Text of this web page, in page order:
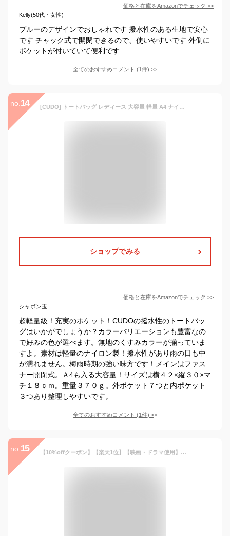
価格と在庫をAmazonでチェック >>
Kelly(50代・女性)
ブルーのデザインでおしゃれです 撥水性のある生地で安心
です チャック式で開閉できるので、使いやすいです 外側に
ポケットが付いていて便利です
全てのおすすめコメント (1件) >
no. 14 [CUDO] トートバッグ レディース 大容量 軽量 A4 ナイロン 多ポケット 仕切り 撥水 ジムバッグ マザーズバッグ 通勤 通学 旅行用
ショップでみる
価格と在庫をAmazonでチェック >>
シャボン玉
超軽量級！充実のポケット！CUDOの撥水性のトートバッ
グはいかがでしょうか？カラーバリエーションも豊富なの
で好みの色が選べます。無地のくすみカラーが揃っていま
すよ。素材は軽量のナイロン製！撥水性があり雨の日も中
が濡れません。梅雨時期の強い味方です！メインはファス
ナー開閉式。Ａ4も入る大容量！サイズは横４２×縦３０×マ
チ１８ｃｍ。重量３７０ｇ。外ポケット７つと内ポケット
３つあり整理しやすいです。
全てのおすすめコメント (1件) >
no. 15 【10%offクーポン】【楽天1位】【映画・ドラマ使用】トートバッグ レディース 軽量 a4 仕切りトート 撥水 ナイロン 上品 キルティング おしゃれ 肩掛け 通勤 通学 通勤バッグ ママバッグ 推し活トート ライブ バッグ ナイロンバッグ 多収納 売れ筋 LIZDAYS